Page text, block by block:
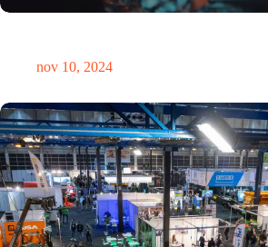
nov 10, 2024